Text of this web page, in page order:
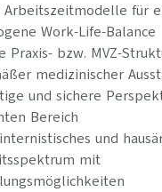
Arbeitszeitmodelle für
Work-Life-Balance
Praxis- bzw. MVZ-
medizinischer
und sichere
Bereich
und
mit